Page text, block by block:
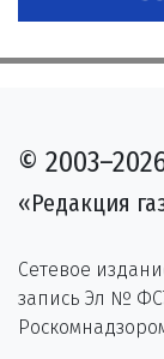
©
«Редакция
Сетевое
запись Эл №